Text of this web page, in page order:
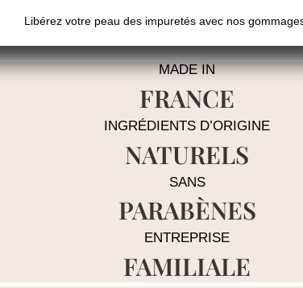
Libérez votre peau des impuretés avec nos
MADE IN
FRANCE
INGRÉDIENTS D’ORIGINE
NATURELS
SANS
PARABÈNES
ENTREPRISE
FAMILIALE